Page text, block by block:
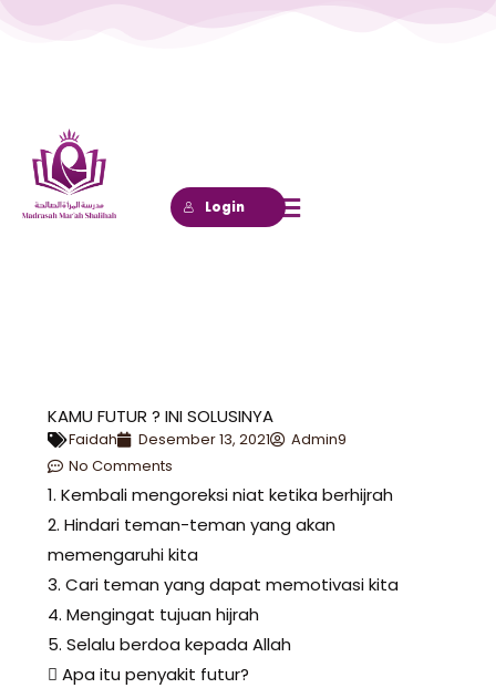
Login
KAMU FUTUR ? INI SOLUSINYA
Faidah Desember 13, 2021
Admin9
No Comments
1. Kembali mengoreksi niat ketika berhijrah
2. Hindari teman-teman yang akan
memengaruhi kita
3. Cari teman yang dapat memotivasi kita
4. Mengingat tujuan hijrah
5. Selalu berdoa kepada Allah
 Apa itu penyakit futur?